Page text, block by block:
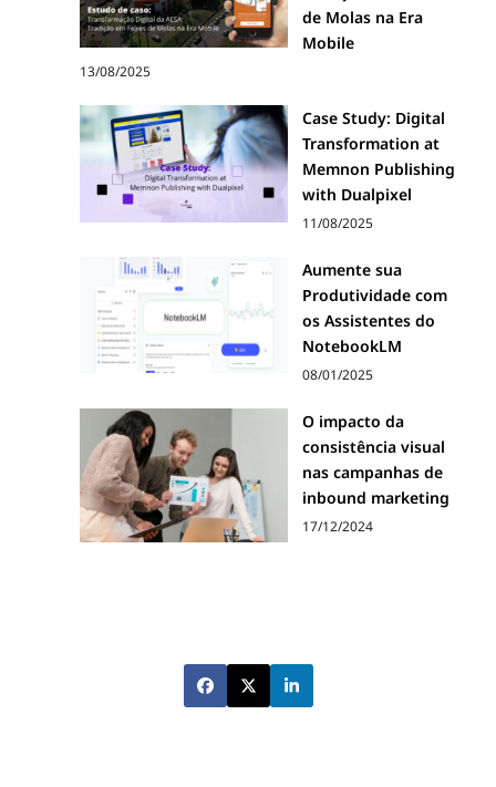
de Molas na Era
Mobile
13/08/2025
Case Study: Digital
Transformation at
Memnon Publishing
with Dualpixel
11/08/2025
Aumente sua
Produtividade com
os Assistentes do
NotebookLM
08/01/2025
O impacto da
consistência visual
nas campanhas de
inbound marketing
17/12/2024